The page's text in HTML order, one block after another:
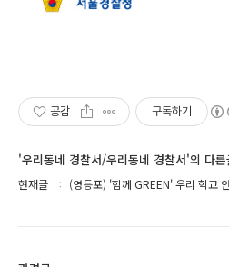
공감 구독하기
'우리동네 경찰서/우리동네 경찰서'의 다른
현재글 (영등포) '함께 GREEN' 우리 학교